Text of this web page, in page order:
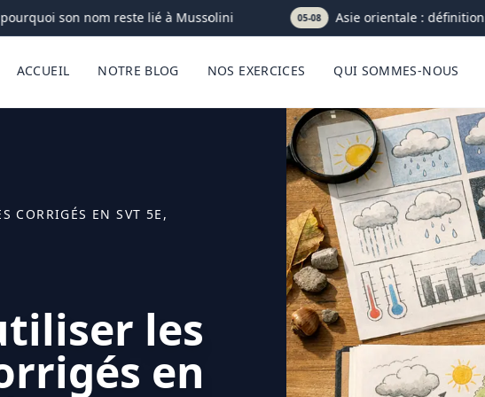
son nom reste lié à Mussolini 05-08 Asie orientale : définition
ACCUEIL NOTRE BLOG NOS EXERCICES QUI SOMMES-NOUS
CORRIGÉS EN SVT 5E,
les
en